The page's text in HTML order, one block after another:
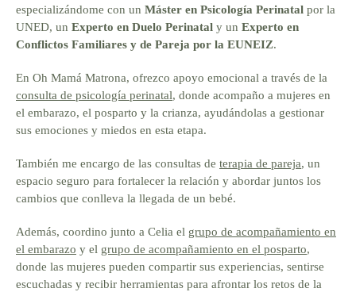
especializándome con un Máster en Psicología Perinatal por la
UNED, un Experto en Duelo Perinatal y un Experto en
Conflictos Familiares y de Pareja por la EUNEIZ.
En Oh Mamá Matrona, ofrezco apoyo emocional a través de la
consulta de psicología perinatal, donde acompaño a mujeres en
el embarazo, el posparto y la crianza, ayudándolas a gestionar
sus emociones y miedos en esta etapa.
También me encargo de las consultas de terapia de pareja, un
espacio seguro para fortalecer la relación y abordar juntos los
cambios que conlleva la llegada de un bebé.
Además, coordino junto a Celia el grupo de acompañamiento en
el embarazo y el grupo de acompañamiento en el posparto,
donde las mujeres pueden compartir sus experiencias, sentirse
escuchadas y recibir herramientas para afrontar los retos de la